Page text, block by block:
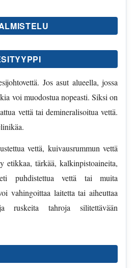
Jos asut alueella, jossa
voi muodostua nopeasti. Siksi on
vettä tai demineralisoitua vettä.
vettä, kuivausrummun vettä
etikkaa, tärkää, kalkinpistoaineita,
puhdistettua vettä tai muita
vahingoittaa laitetta tai aiheuttaa
ruskeita tahroja silitettävään